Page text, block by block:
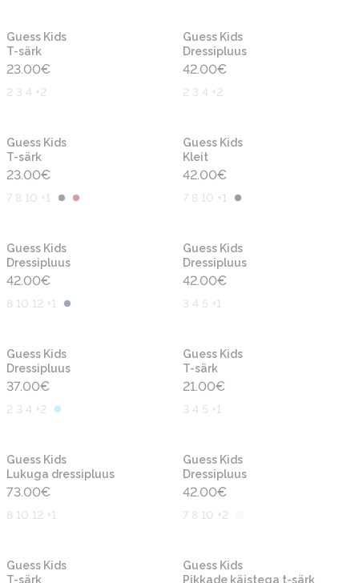
Guess Kids
T-särk
23.00€
2 3 4 +2
Guess Kids
Dressipluus
42.00€
2 3 4 +2
Guess Kids
T-särk
23.00€
7 8 10 +1
Guess Kids
Kleit
42.00€
7 8 10 +1
Guess Kids
Dressipluus
42.00€
8 10 12 +1
Guess Kids
Dressipluus
42.00€
3 4 5 +1
Guess Kids
Dressipluus
37.00€
2 3 4 +2
Guess Kids
T-särk
21.00€
3 4 5 +1
Guess Kids
Lukuga dressipluus
73.00€
8 10 12 +1
Guess Kids
Dressipluus
42.00€
7 8 10 +2
Guess Kids
T-särk
Guess Kids
Pikkade käistega t-särk